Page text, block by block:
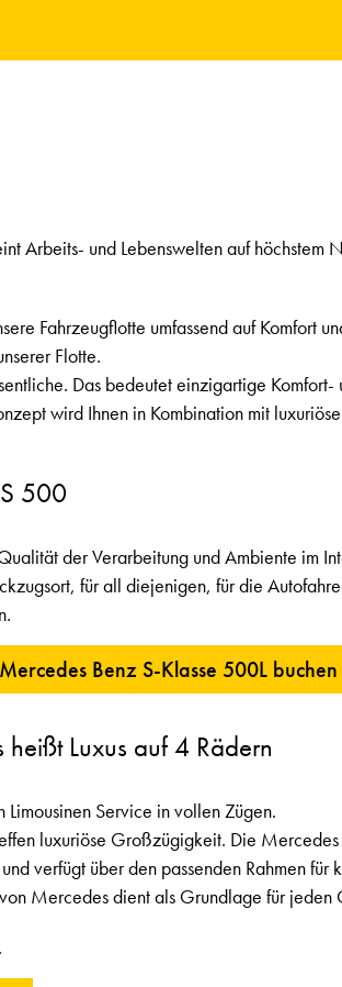
Arbeits- und Lebenswelten auf höchstem
Fahrzeugflotte umfassend auf Komfort
Flotte.
Das bedeutet einzigartige
wird Ihnen in Kombination mit
500
der Verarbeitung und Ambiente im
für all diejenigen, für die
Benz S-Klasse 500L buchen
Luxus auf 4 Rädern
Service in vollen Zügen.
luxuriöse Großzügigkeit. Die Mercedes
verfügt über den passenden Rahmen
Mercedes dient als Grundlage für jeden